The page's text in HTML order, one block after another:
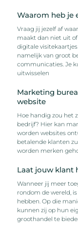
Waarom heb je
Vraag jij jezelf af
maakt dan niet uit
digitale
namelijk van groot
communicaties. Je
uitwisselen
Marketing
website
Hoe handig zou het
bedrijf? Hier kan
worden websites
betalende klanten
worden merken
Laat jouw klant
Wanneer jij meer
rondom de wereld,
hebben. Op die
kunnen zij op hun
groothandel te